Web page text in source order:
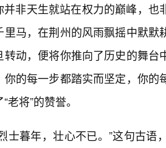
并非天生就站在权力的巅峰，也
里马，在荆州的风雨飘摇中默
转动，便将你推向了历史的舞
你的每一步都踏实而坚定，你
老将”的赞誉。
士暮年，壮心不已。”这句古